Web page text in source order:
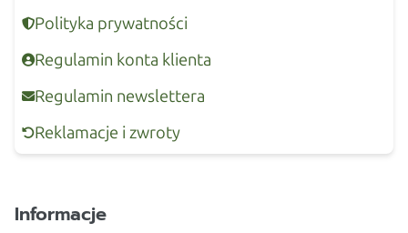
Polityka prywatności
Regulamin konta klienta
Regulamin newslettera
Reklamacje i zwroty
Informacje